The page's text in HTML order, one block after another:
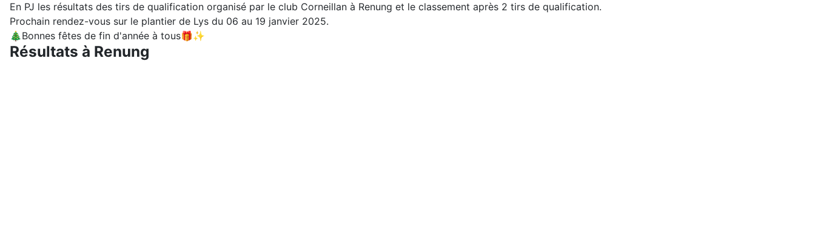
En PJ les résultats des tirs de qualification organisé par le club Corneillan à Renung et le classement après 2 tirs de qualification.
Prochain rendez-vous sur le plantier de Lys du 06 au 19 janvier 2025.
🎄Bonnes fêtes de fin d'année à tous🎁✨
Résultats à Renung